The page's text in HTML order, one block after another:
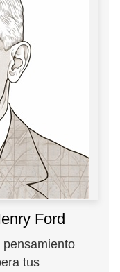
Ford
tus